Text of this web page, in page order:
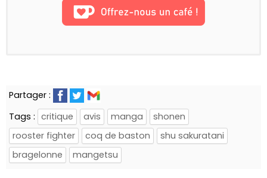
Partager :
Tags : critique avis manga
shonen
rooster fighter
coq de baston
shu sakuratani
bragelonne
mangetsu